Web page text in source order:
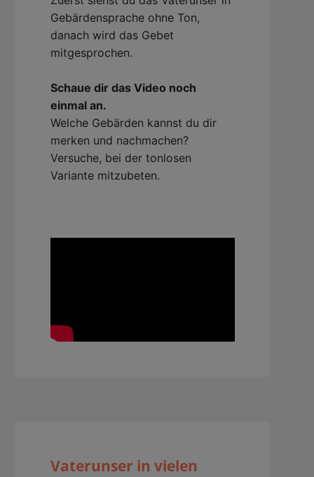
Gebärdensprache ohne Ton,
danach wird das Gebet
mitgesprochen.
Schaue dir das Video noch
einmal an.
Welche Gebärden kannst du dir
merken und nachmachen?
Versuche, bei der tonlosen
Variante mitzubeten.
Vaterunser in vielen